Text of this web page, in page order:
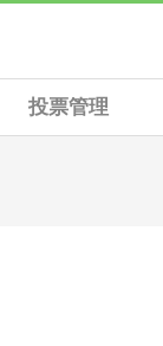
投票管理